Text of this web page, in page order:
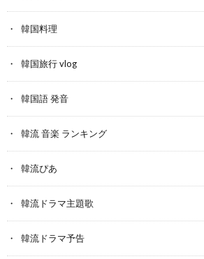
韓国料理
韓国旅行 vlog
韓国語 発音
韓流 音楽 ランキング
韓流ぴあ
韓流ドラマ主題歌
韓流ドラマ予告